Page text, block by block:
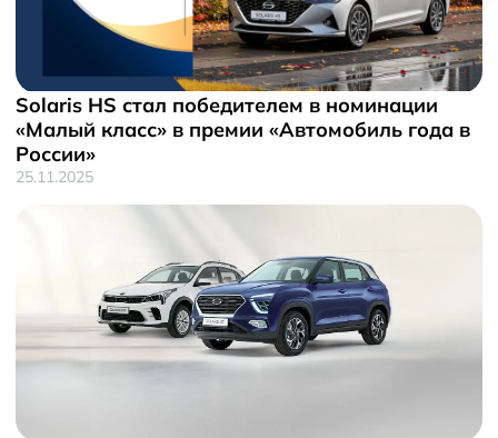
Solaris HS стал победителем в номинации
«Малый класс» в премии «Автомобиль года в
России»
25.11.2025